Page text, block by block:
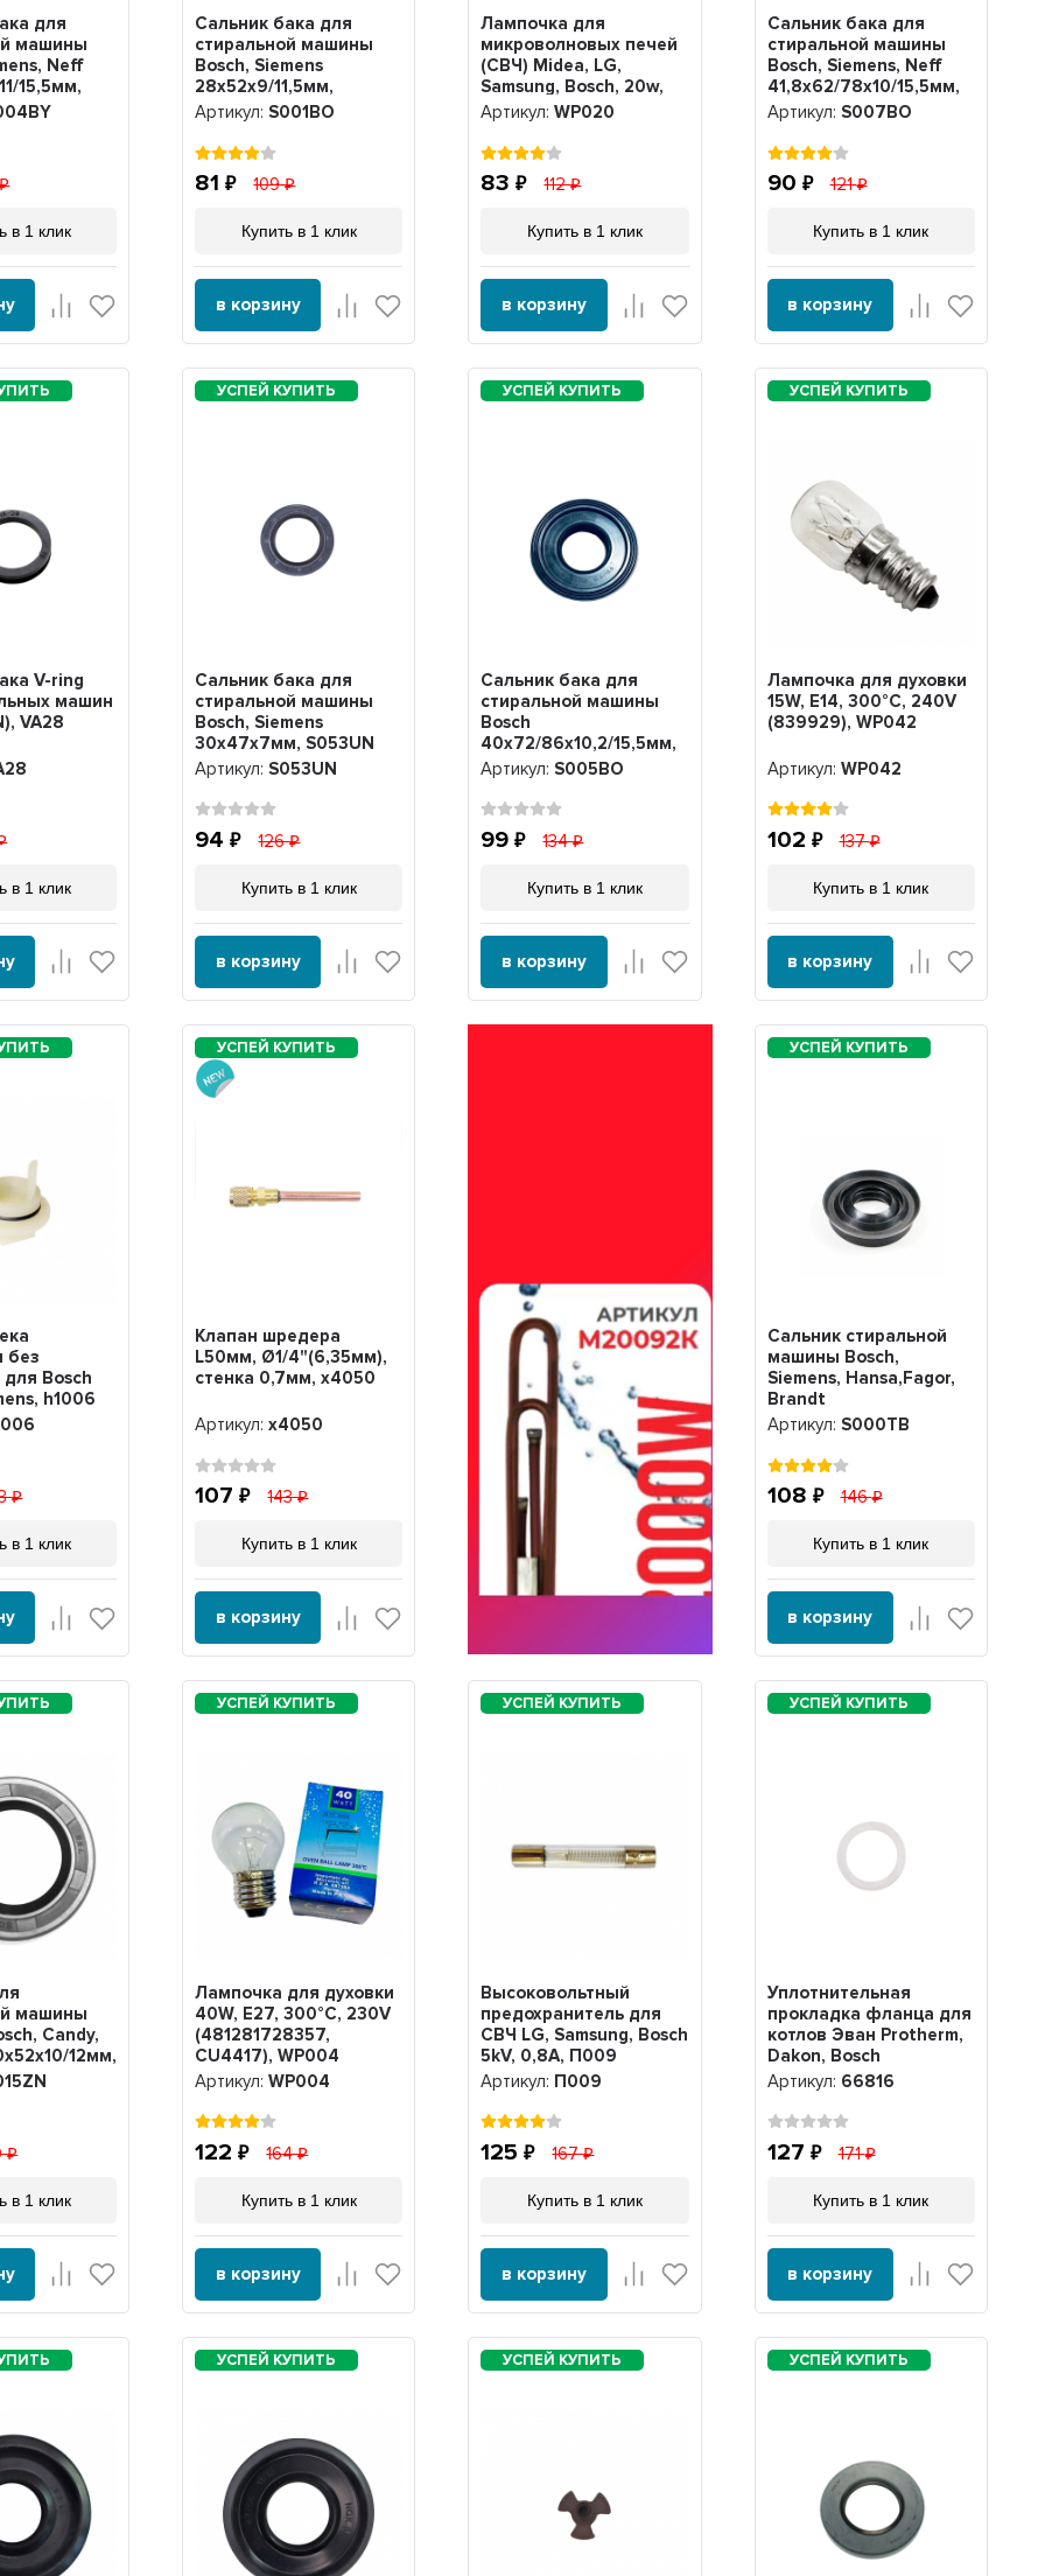
для
машины
Neff
15,5мм,
в 1 клик
Сальник бака для
стиральной машины
Bosch, Siemens
28х52х9/11,5мм,
025350, S001BO
Артикул:S001BO
81 109
Купить в 1 клик
в корзину
Лампочка для
микроволновых печей
(СВЧ) Midea, LG,
Samsung, Bosch, 20w,
WP020
Артикул:WP020
83 112
Купить в 1 клик
в корзину
Сальник бака для
стиральной машины
Bosch, Siemens, Neff
41,8х62/78х10/15,5мм,
S007BO
Артикул: S007BO
90 121
Купить в 1 клик
в корзину
V-ring
машин
VA28
в 1 клик
Сальник бака для
стиральной машины
Bosch, Siemens
30х47х7мм, S053UN
Артикул:S053UN
94 126
Купить в 1 клик
в корзину
Сальник бака для
стиральной машины
Bosch
40х72/86х10,2/15,5мм,
S005BO
Артикул:S005BO
99 134
Купить в 1 клик
в корзину
Лампочка для духовки
15W, E14, 300°C, 240V
(839929), WP042
Артикул: WP042
102 137
Купить в 1 клик
в корзину
без
для Bosch
h1006
в 1 клик
Клапан шредера
L50мм, Ø1/4"(6,35мм),
стенка 0,7мм, x4050
Артикул:x4050
107 143
Купить в 1 клик
в корзину
Сальник стиральной
машины Bosch,
Siemens, Hansa,Fagor,
Brandt
30х62/69х9,5/16мм,
S000TB
Артикул: S000TB
108 146
Купить в 1 клик
в корзину
машины
Candy,
12мм,
в 1 клик
Лампочка для духовки
40W, E27, 300°C, 230V
(481281728357,
CU4417), WP004
Артикул:WP004
122 164
Купить в 1 клик
в корзину
Высоковольтный
предохранитель для
СВЧ LG, Samsung, Bosch
5kV, 0,8A, П009
Артикул: П009
125 167
Купить в 1 клик
в корзину
Уплотнительная
прокладка фланца для
котлов Эван Protherm,
Dakon, Bosch
D45/55мм, плоская,
66816
Артикул: 66816
127 171
Купить в 1 клик
в корзину